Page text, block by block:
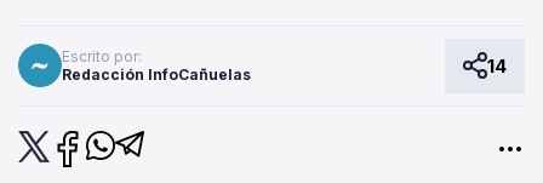
Escrito por:
Redacción InfoCañuelas
14